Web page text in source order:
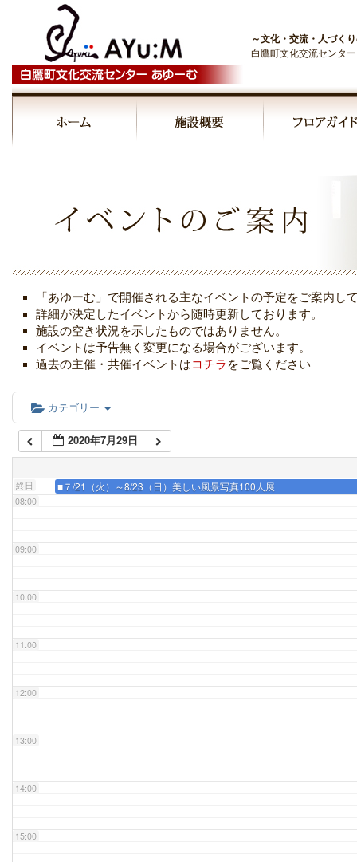
～文化・交流・人づく
白鷹町文化交流センタ
「あゆーむ」で開催される主なイベントの予定をご案内し
詳細が決定したイベントから随時更新しております。
施設の空き状況を示したものではありません。
イベントは予告無く変更になる場合がございます。
過去の主催・共催イベントはコチラ をご覧ください
カテゴリー
2020年7月29日
終日 ■７/21（火）～8/23（日）美しい風景写真100人展
04:00
06:00
07:00
08:00
09:00
10:00
11:00
12:00
13:00
14:00
15:00